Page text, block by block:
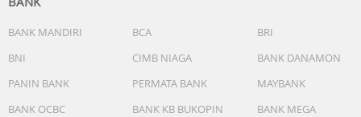
VIDEO
Belakang
Video 720P: 60 fps, 30 fps
Video 720P Gerak Lambat: 120 fps
BANK MANDIRI BCA
BRI
BNI
CIMB NIAGA
BANK DANAMON
PANIN BANK
PERMATA BANK
MAYBANK
BANK OCBC
BANK KB BUKOPIN
BANK MEGA